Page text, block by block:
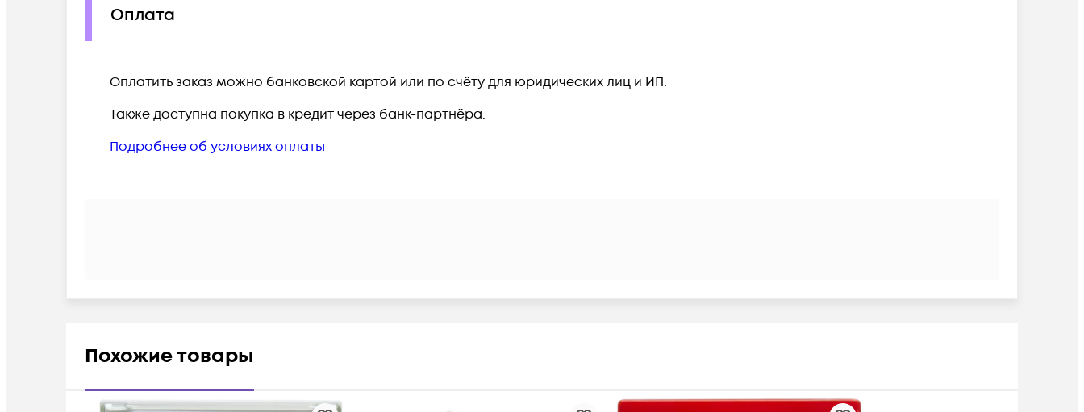
Оплата
Оплатить заказ можно банковской картой или по счёту для юридических лиц и ИП.
Также доступна покупка в кредит через банк-партнёра.
Подробнее об условиях оплаты
Похожие товары